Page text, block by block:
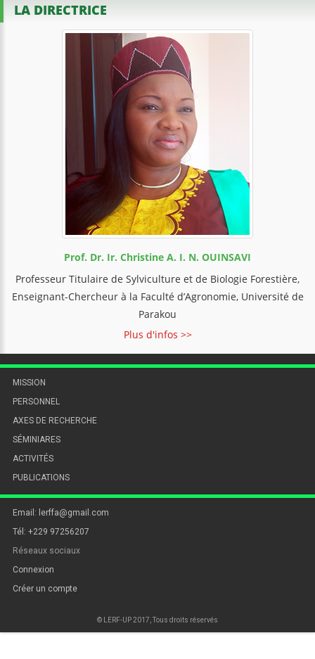
LA DIRECTRICE
Prof. Dr. Ir. Christine A. I. N. OUINSAVI
Professeur Titulaire de Sylviculture et de Biologie Forestière,
Enseignant-Chercheur à la Faculté d’Agronomie, Université de
Parakou
Plus d'infos >>
MISSION
PERSONNEL
AXES DE RECHERCHE
SÉMINIARES
ACTIVITÉS
PUBLICATIONS
Email: lerffa@gmail.com
Tél: +229 97256207
Réseaux sociaux
Connexion
Créer un compte
© LERF-UP 2017, Tous droits réservés